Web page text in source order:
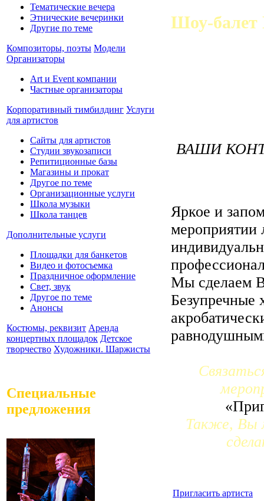
Тематические вечера
Этнические вечеринки
Другие по теме
Композиторы, поэты Модели
Организаторы
Art и Event компании
Частные организаторы
Корпоративный тимбилдинг Услуги
для артистов
Сайты для артистов
Студии звукозаписи
Репитиционные базы
Магазины и прокат
Другое по теме
Организационные услуги
Школа музыки
Школа танцев
Дополнительные услуги
Площадки для банкетов
Видео и фотосъемка
Праздничное оформление
Свет, звук
Другое по теме
Анонсы
Костюмы, реквизит Аренда
концертных площадок Детское
творчество Художники. Шаржисты
Специальные
предложения
Шоу-балет
ВАШИ
Яркое и
Мы сделаем
Безупречные
Также, Вы
Пригласить артиста